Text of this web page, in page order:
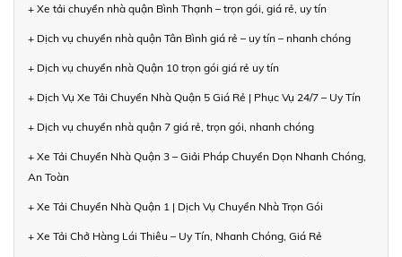
+ Xe tải chuyển nhà quận Bình Thạnh – trọn gói, giá rẻ, uy tín
+ Dịch vụ chuyển nhà quận Tân Bình giá rẻ – uy tín – nhanh chóng
+ Dịch vụ chuyển nhà Quận 10 trọn gói giá rẻ uy tín
+ Dịch Vụ Xe Tải Chuyển Nhà Quận 5 Giá Rẻ | Phục Vụ 24/7 – Uy Tín
+ Dịch vụ chuyển nhà quận 7 giá rẻ, trọn gói, nhanh chóng
+ Xe Tải Chuyển Nhà Quận 3 – Giải Pháp Chuyển Dọn Nhanh Chóng,
An Toàn
+ Xe Tải Chuyển Nhà Quận 1 | Dịch Vụ Chuyển Nhà Trọn Gói
+ Xe Tải Chở Hàng Lái Thiêu – Uy Tín, Nhanh Chóng, Giá Rẻ